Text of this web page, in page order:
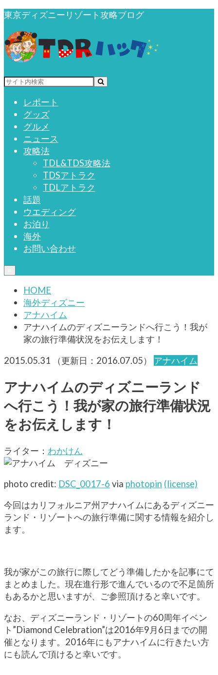
東京ディズニーリゾート攻略ブログ
レポート
グッズ
グルメ
ニュース
攻略法
TDL&TDS攻略法
TDSアトラク
TDLアトラク
話題
ウエディング
お泊り
海外
お問い合わせ
HOME
海外ディズニー
アナハイム
アナハイムのディズニーランドへ行こう！我が
家の旅行準備状況をお伝えします！
2015.05.31 （更新日： 2016.07.05） アナハイム
アナハイムのディズニーランド
へ行こう！我が家の旅行準備状況
をお伝えします！
ライター： わかけん
photo credit: DSC_0017-6 via photopin (license)
今回はカリフォルニア州アナハイムにあるディズニー
ランド・リゾートへの旅行準備に関する情報を紹介し
ます。
我が家がこの旅行に際してどう準備したかを記事にて
まとめました。現在進行形で進んでいるので不足箇所
もあるかと思いますが、ご参照頂けると幸いです。
なお、ディズニーランド・リゾートの60周年イベン
ト”Diamond Celebration”は2016年9月6日までの開
催となります。2016年にもアナハイムに行きたい方
にも読んで頂けると幸いです。